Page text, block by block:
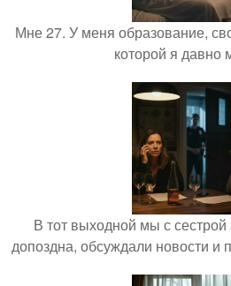
Мне 27. У меня образование,
которой я давно
В тот выходной мы с сестрой
допоздна, обсуждали новости и